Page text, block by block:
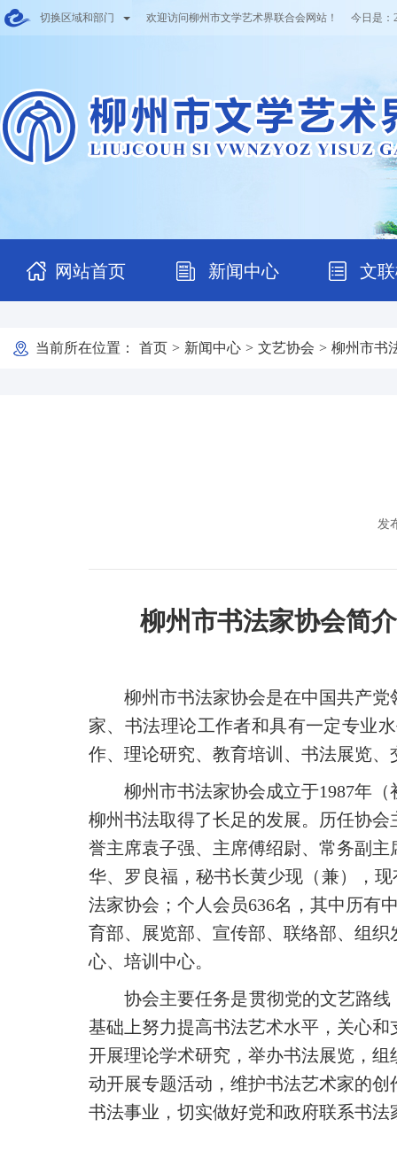
切换区域和部门 欢迎访问柳州市文学艺术界联合会网站！ 今日是：
网站首页 新闻中心 文
当前所在位置： 首页 > 新闻中心 > 文艺协会 > 柳州市书
发
柳州市书法家协会简介
柳州市书法家协会是在中国共产
家、书法理论工作者和具有一定专业
作、理论研究、教育培训、书法展览
柳州市书法家协会成立于1987年（
柳州书法取得了长足的发展。历任协
誉主席袁子强、主席傅绍尉、常务副
华、罗良福，秘书长黄少现（兼），
法家协会； 个人会员636名，其中历有
育部、展览部、宣传部、联络部、组
心、培训中心。
协会主要任务是贯彻党的文艺路线
基础上努力提高书法艺术水平，关心
开展理论学术研究，举办书法展览，
动开展专题活动，维护书法艺术家的
书法事业，切实做好党和政府联系书